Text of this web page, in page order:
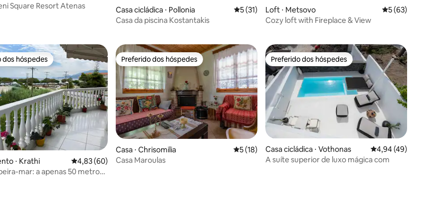
de 5, 34 avaliações
Square Resort Atenas
Casa cicládica ⋅ Pollonia 5 de uma avaliação média de 5, 31 avaliações
5 (31)
Casa da piscina Kostantakis
Loft ⋅ Metsovo 5 de uma
5 (63)
Cozy loft with Fireplace & View
dos hóspedes
dos hóspedes
⋅ Krathi 4,83 de uma avaliação média de 5, 60 avaliações
4,83 (60)
mar: a apenas 50 metros
Preferido dos hóspedes
Preferido dos hóspedes
Casa ⋅ Chrisomilia 5 de uma avaliação média de 5, 18 avaliações
5 (18)
Casa Maroulas
Preferido dos hóspedes
Preferido dos hóspedes
Casa cicládica ⋅ Vothonas 4,94 de uma
4,94 (49)
A suíte superior de luxo mágica com